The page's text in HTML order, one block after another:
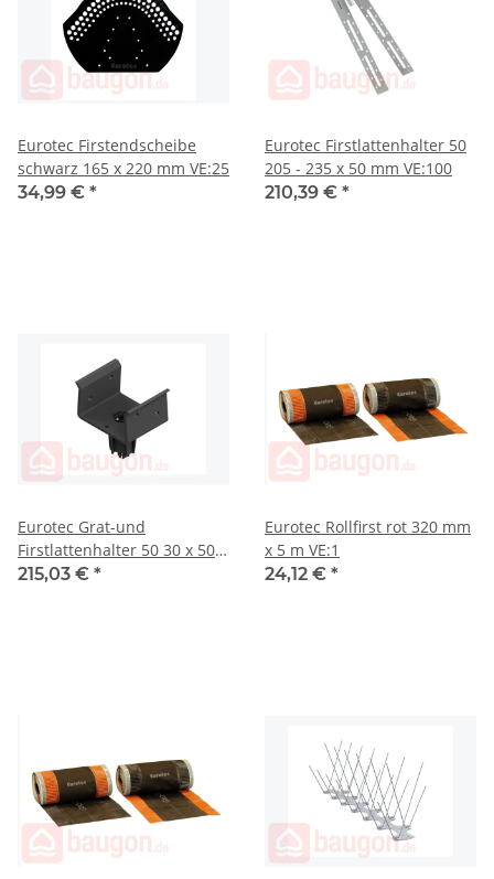
Eurotec Firstendscheibe
schwarz 165 x 220 mm VE:25
34,99 € *
Eurotec Firstlattenhalter 50
205 - 235 x 50 mm VE:100
210,39 € *
Eurotec Grat-und
Firstlattenhalter 50 30 x 50
mm VE:100
215,03 € *
Eurotec Rollfirst rot 320 mm
x 5 m VE:1
24,12 € *